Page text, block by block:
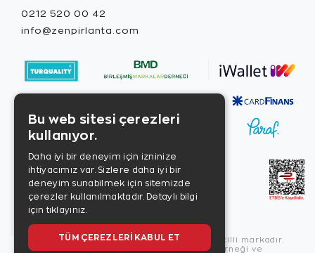
0212 520 00 42
info@zenpirlanta.com
Copyright © 2026, Zen Diamond tescilli markadır.
Zen Diamond Birleşmiş Markalar Derneği ve
Bu web sitesi çerezleri
kullanıyor.
Daha iyi bir deneyim için izninize
ihtiyacımız var. Sizlere daha iyi bir
deneyim sunabilmek için sitemizde
çerezler kullanılmaktadır. Detaylı bilgi
için tıklayınız.
TÜM ÇEREZLERI KABUL ET